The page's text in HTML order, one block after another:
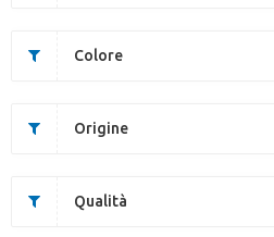
Colore
Origine
Qualità